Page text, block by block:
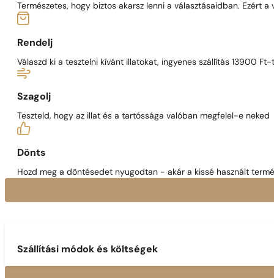
Természetes, hogy biztos akarsz lenni a választásaidban. Ezért
Rendelj
Válaszd ki a tesztelni kívánt illatokat, ingyenes szállítás 13900 Ft-
Szagolj
Teszteld, hogy az illat és a tartóssága valóban megfelel-e neked
Dönts
Hozd meg a döntésedet nyugodtan - akár a kissé használt
Szállítási módok és költségek